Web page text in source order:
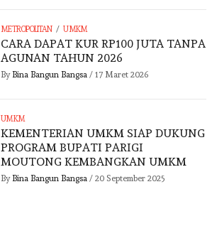
METROPOLITAN / UMKM
CARA DAPAT KUR RP100 JUTA TANPA
AGUNAN TAHUN 2026
By Bina Bangun Bangsa/ 17 Maret 2026
UMKM
KEMENTERIAN UMKM SIAP DUKUNG
PROGRAM BUPATI PARIGI
MOUTONG KEMBANGKAN UMKM
By Bina Bangun Bangsa/ 20 September 2025